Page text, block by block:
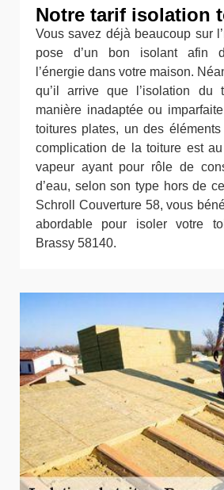
Notre tarif isolation
Vous savez déjà beaucoup sur
pose d’un bon isolant afin
l’énergie dans votre maison.
qu’il arrive que l’isolation du
manière inadaptée ou
toitures plates, un des
complication de la toiture est
vapeur ayant pour rôle de
d’eau, selon son type hors de
Schroll Couverture 58, vous
abordable pour isoler votre
Brassy 58140.